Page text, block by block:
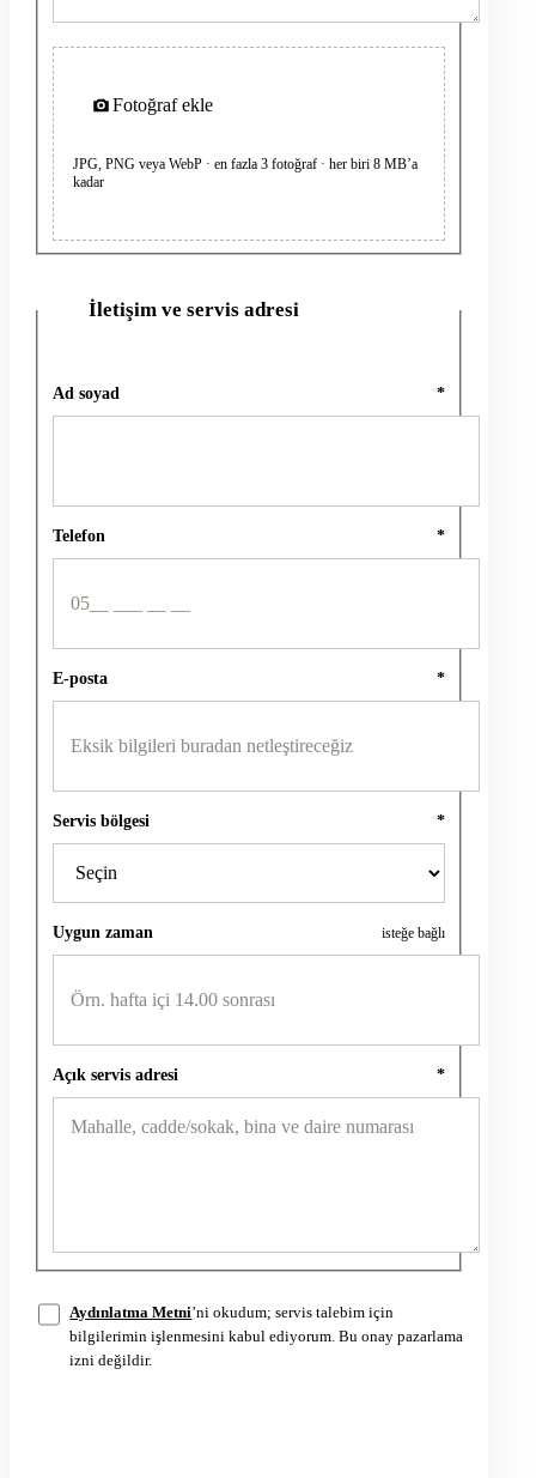
Fotoğraf ekle
JPG, PNG veya WebP · en fazla 3 fotoğraf · her biri 8 MB’a
kadar
İletişim ve servis adresi
Ad soyad *
Telefon *
E-posta *
Servis bölgesi *
Uygun zaman isteğe bağlı
Açık servis adresi *
Aydınlatma Metni’ni okudum; servis talebim için
bilgilerimin işlenmesini kabul ediyorum. Bu onay pazarlama
izni değildir.